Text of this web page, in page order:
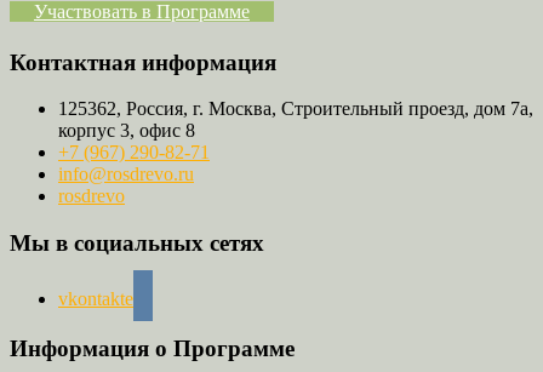
Участвовать в Программе
Контактная информация
125362, Россия, г. Москва, Строительный проезд, дом 7а,
корпус 3, офис 8
+7 (967) 290-82-71
info@rosdrevo.ru
rosdrevo
Мы в социальных сетях
vkontakte
Информация о Программе